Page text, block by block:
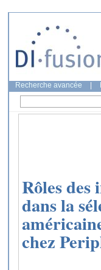
Recherche avancée
Rôles des
dans la
chez